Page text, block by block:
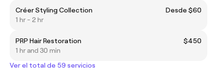
Créer Styling Collection
Desde $60
1 hr - 2 hr
PRP Hair Restoration
$450
1 hr and 30 min
Ver el total de 59 servicios